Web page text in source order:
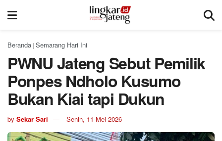
Beranda | Semarang Hari Ini
PWNU Jateng Sebut Pemilik
Ponpes Ndholo Kusumo
Bukan Kiai tapi Dukun
by Sekar Sari Senin, 11-Mei-2026